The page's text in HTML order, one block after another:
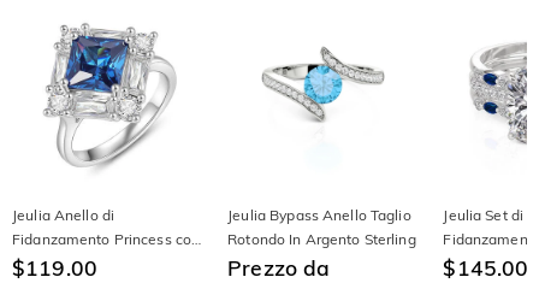
Jeulia Anello di
Fidanzamento Princess con
Zaffiro a Raggiera Irregolare
$119.00
Jeulia Bypass Anello Taglio
Rotondo In Argento Sterling
Prezzo da
Jeulia Set di
$145.00